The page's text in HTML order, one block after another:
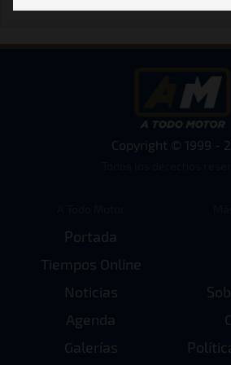
Copyright © 1999 -
Portada
Tiempos Online
Noticias
Agenda
Galerías